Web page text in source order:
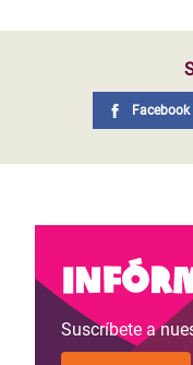
Facebook
Suscríbete a